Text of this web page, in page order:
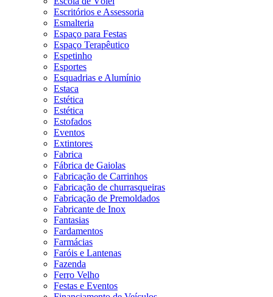
Escritórios e Assessoria
Esmalteria
Espaço para Festas
Espaço Terapêutico
Espetinho
Esportes
Esquadrias e Alumínio
Estaca
Estética
Estética
Estofados
Eventos
Extintores
Fabrica
Fábrica de Gaiolas
Fabricação de Carrinhos
Fabricação de churrasqueiras
Fabricação de Premoldados
Fabricante de Inox
Fantasias
Fardamentos
Farmácias
Faróis e Lantenas
Fazenda
Ferro Velho
Festas e Eventos